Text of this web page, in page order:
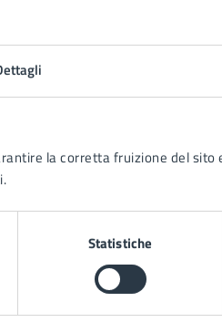
la corretta fruizione del sito
Statistiche